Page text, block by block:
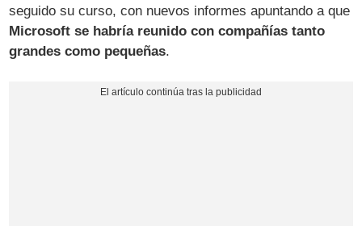
seguido su curso, con nuevos informes apuntando a que
Microsoft se habría reunido con compañías tanto
grandes como pequeñas.